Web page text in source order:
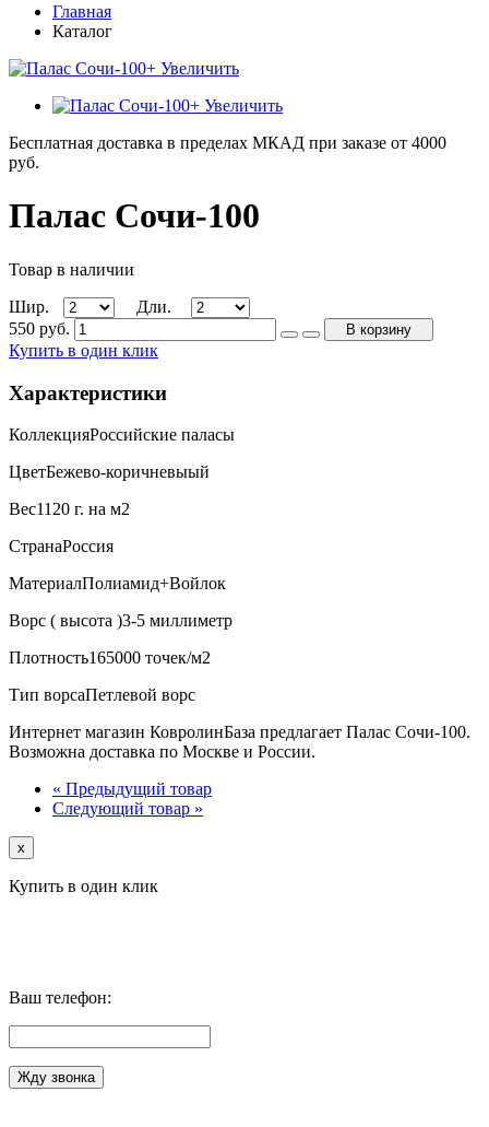
Главная
Каталог
+ Увеличить
+ Увеличить
Бесплатная доставка в пределах МКАД при заказе от 4000
руб.
Палас Сочи-100
Товар в наличии
Шир.
Дли.
550 руб. В корзину
Купить в один клик
Характеристики
КоллекцияРоссийские паласы
ЦветБежево-коричневыый
Вес1120 г. на м2
СтранаРоссия
МатериалПолиамид+Войлок
Ворс ( высота )3-5 миллиметр
Плотность165000 точек/м2
Тип ворсаПетлевой ворс
Интернет магазин КовролинБаза предлагает Палас Сочи-100.
Возможна доставка по Москве и России.
« Предыдущий товар
Следующий товар »
x
Купить в один клик
Ваш телефон: